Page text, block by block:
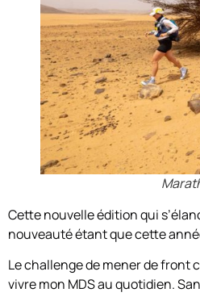
Cette nouvelle édition qui
nouveauté étant que cette
Le challenge de mener de front
vivre mon MDS au quotidien.